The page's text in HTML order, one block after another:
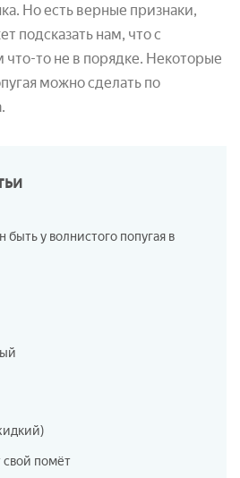
Но есть верные признаки,
подсказать нам, что с
то не в порядке. Некоторые
можно сделать по
у волнистого попугая в
свой помёт